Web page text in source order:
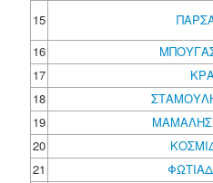
15
16
17
18
19
20
21